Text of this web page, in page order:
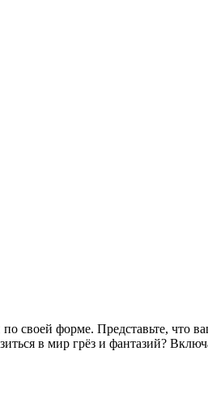
своей форме. Представьте, что
в мир грёз и фантазий?